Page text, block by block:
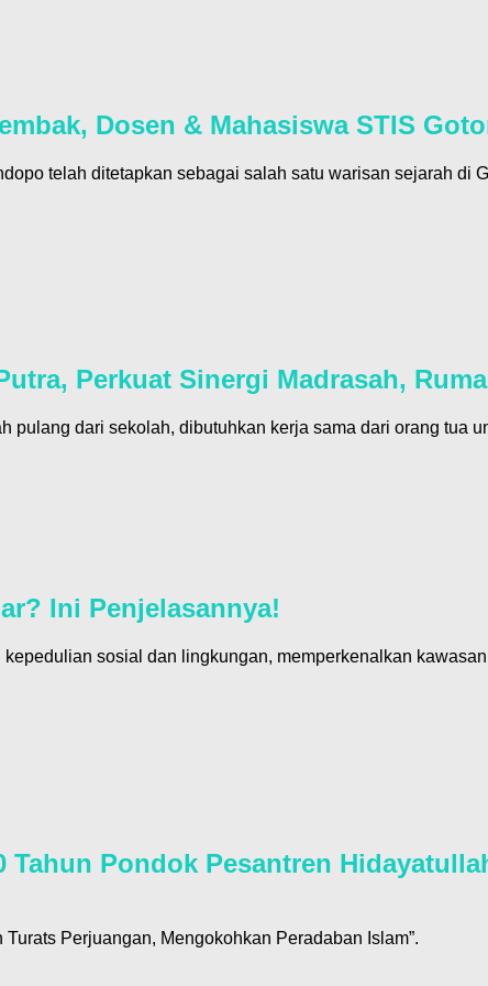
Dosen & Mahasiswa STIS
telah ditetapkan sebagai salah satu warisan sejarah di
Perkuat Sinergi Madrasah,
pulang dari sekolah, dibutuhkan kerja sama dari orang tua
Ini Penjelasannya!
sosial dan lingkungan, memperkenalkan
Tahun Pondok Pesantren
Perjuangan, Mengokohkan Peradaban Islam”.